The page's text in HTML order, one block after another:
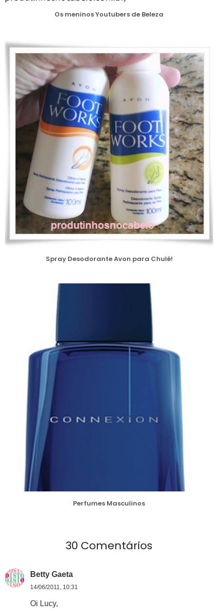
Os meninos Youtubers de Beleza
Spray Desodorante Avon para Chulé!
Perfumes Masculinos
30 Comentários
Betty Gaeta
14/06/2011, 10:31
Oi Lucy,